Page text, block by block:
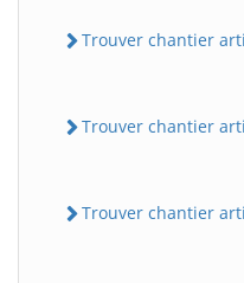
Trouver chantier
Trouver chantier
Trouver chantier